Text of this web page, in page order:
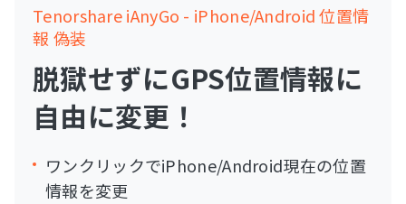
Tenorshare iAnyGo - iPhone/Android 位置情
報 偽装
脱獄せずにGPS位置情報に
自由に変更！
ワンクリックでiPhone/Android現在の位置
情報を変更